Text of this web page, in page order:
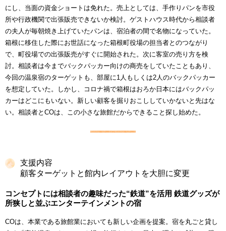
にし、当面の資金ショートは免れた。売上としては、手作りパンを市役
所や行政機関で出張販売できないか検討。ゲストハウス時代から相談者
の夫人が毎朝焼き上げていたパンは、宿泊者の間で名物になっていた。
箱根に移住した際にお世話になった箱根町役場の担当者とのつながり
で、町役場での出張販売がすぐに開始された。次に客室の売り方を検
討。相談者は今までバックパッカー向けの商売をしていたこともあり、
今回の温泉宿のターゲットも、部屋に1人もしくは2人のバックパッカー
を想定していた。しかし、コロナ禍で箱根はおろか日本にはバックパッ
カーはどこにもいない。新しい顧客を掘りおこししていかないと先はな
い。相談者とCOは、この小さな旅館だからできること探し始めた。
支援内容
顧客ターゲットと館内レイアウトを大胆に変更
コンセプトには相談者の趣味だった“鉄道”を活用 鉄道グッズが
所狭しと並ぶエンターテインメントの宿
COは、本業である旅館業においても新しい企画を提案。宿を丸ごと貸し